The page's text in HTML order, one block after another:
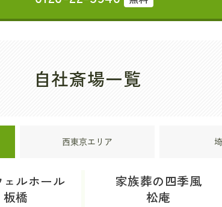
自社斎場一覧
西東京エリア
ェルホール
板橋
家族葬の四季風
松庵